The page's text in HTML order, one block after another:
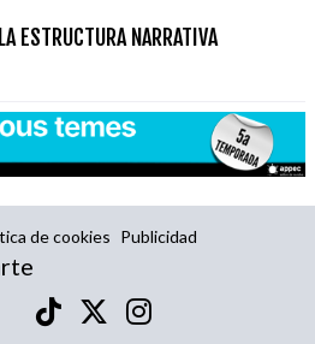
ESTRUCTURA NARRATIVA
de cookies Publicidad